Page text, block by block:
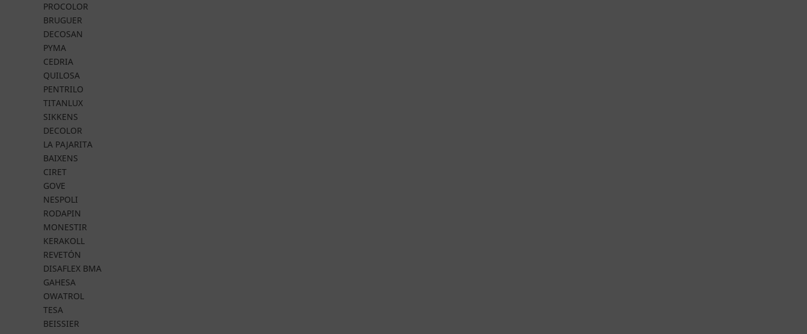
PROCOLOR
BRUGUER
DECOSAN
PYMA
CEDRIA
QUILOSA
PENTRILO
TITANLUX
SIKKENS
DECOLOR
LA PAJARITA
BAIXENS
CIRET
GOVE
NESPOLI
RODAPIN
MONESTIR
KERAKOLL
REVETÓN
DISAFLEX BMA
GAHESA
OWATROL
TESA
BEISSIER